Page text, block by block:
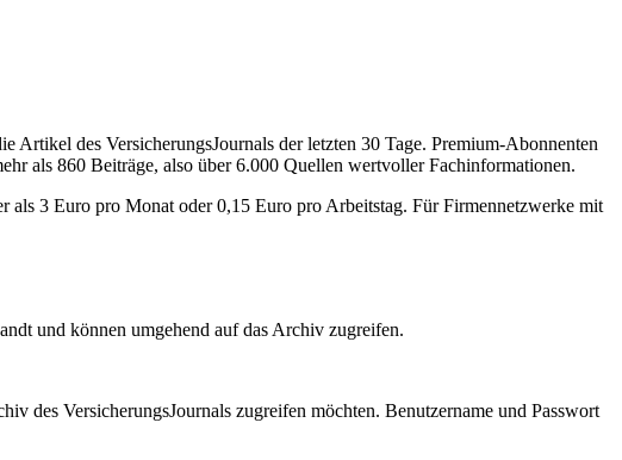
des VersicherungsJournals der letzten 30 Tage. Premium-Abonnenten
als 860 Beiträge, also über 6.000 Quellen wertvoller Fachinformationen.
3 Euro pro Monat oder 0,15 Euro pro Arbeitstag. Für Firmennetzwerke mit
und können umgehend auf das Archiv zugreifen.
des VersicherungsJournals zugreifen möchten. Benutzername und Passwort